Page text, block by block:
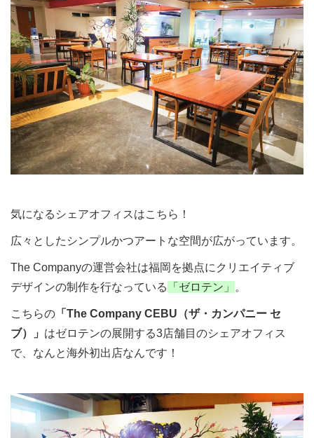
気になるシェアオフィスはこちら！
広々としたシンプルかつアートな空間が広がっています。
The Companyの運営会社は福岡を拠点にクリエイティブ
デザインの制作を行なっている
「ゼロテン」 。
こちらの 「The Company CEBU（ザ・カンパニー セ
ブ）」 はゼロテンの展開する3店舗目のシェアオフィス
で、なんと海外初出店なんです！